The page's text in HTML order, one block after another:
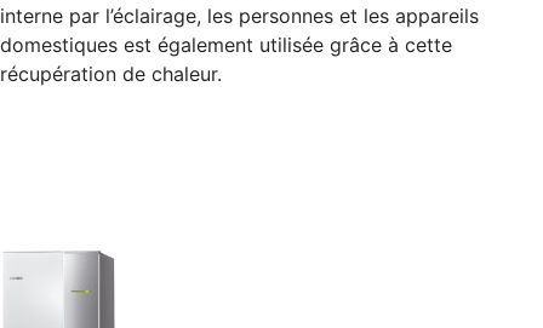
interne par l’éclairage, les personnes et les appareils
domestiques est également utilisée grâce à cette
récupération de chaleur.